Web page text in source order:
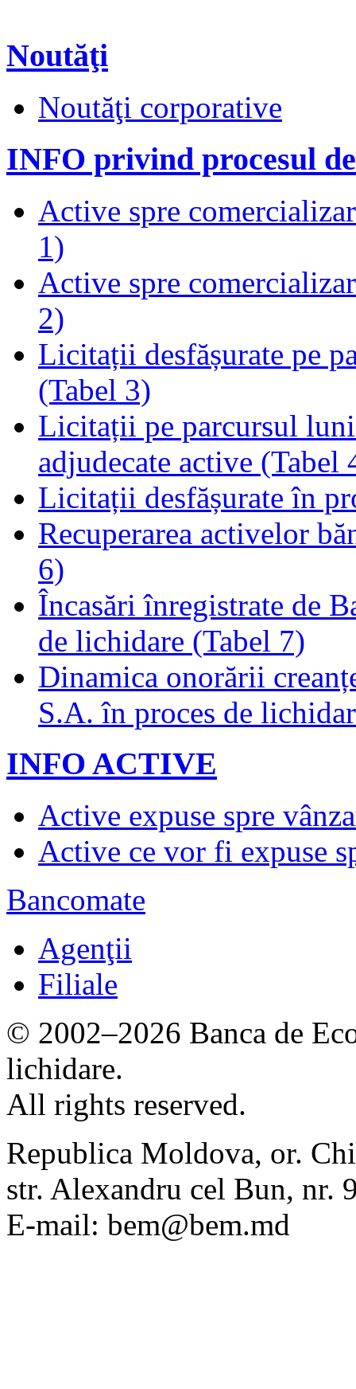
Noutăţi
Noutăţi corporative
INFO privind procesul
Active spre
1)
Active spre
2)
Licitații desfășurate pe
(Tabel 3)
Licitații pe parcursul
adjudecate active (Tabel
Licitații desfășurate în
Recuperarea activelor
6)
Încasări înregistrate de
de lichidare (Tabel 7)
Dinamica onorării
S.A. în proces de
INFO ACTIVE
Active expuse spre
Active ce vor fi expuse
Bancomate
Agenţii
Filiale
© 2002–2026 Banca de
lichidare.
All rights reserved.
Republica Moldova, or.
str. Alexandru cel Bun, nr.
E-mail: bem@bem.md